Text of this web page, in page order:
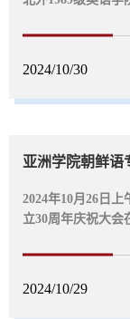
2024/10/30
亚洲学院朝鲜语
2024年10月26日
立30周年庆祝大会
2024/10/29